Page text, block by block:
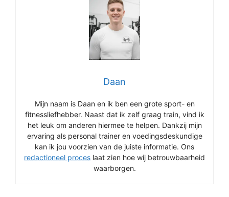
Daan
Mijn naam is Daan en ik ben een grote sport- en
fitnessliefhebber. Naast dat ik zelf graag train, vind ik
het leuk om anderen hiermee te helpen. Dankzij mijn
ervaring als personal trainer en voedingsdeskundige
kan ik jou voorzien van de juiste informatie. Ons
redactioneel proces laat zien hoe wij betrouwbaarheid
waarborgen.